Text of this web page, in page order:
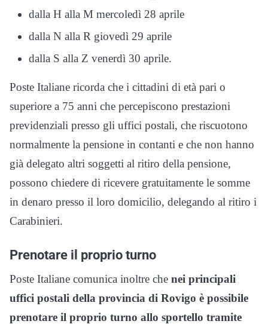
dalla H alla M mercoledì 28 aprile
dalla N alla R giovedì 29 aprile
dalla S alla Z venerdì 30 aprile.
Poste Italiane ricorda che i cittadini di età pari o
superiore a 75 anni che percepiscono prestazioni
previdenziali presso gli uffici postali, che riscuotono
normalmente la pensione in contanti e che non hanno
già delegato altri soggetti al ritiro della pensione,
possono chiedere di ricevere gratuitamente le somme
in denaro presso il loro domicilio, delegando al ritiro i
Carabinieri.
Prenotare il proprio turno
Poste Italiane comunica inoltre che nei principali
uffici postali della provincia di Rovigo è possibile
prenotare il proprio turno allo sportello tramite